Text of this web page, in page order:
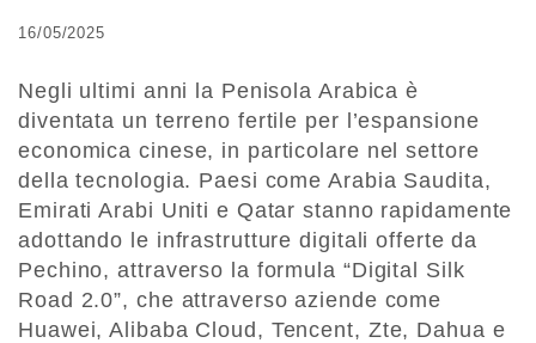
16/05/2025
Negli ultimi anni la Penisola Arabica è
diventata un terreno fertile per l’espansione
economica cinese, in particolare nel settore
della tecnologia. Paesi come Arabia Saudita,
Emirati Arabi Uniti e Qatar stanno rapidamente
adottando le infrastrutture digitali offerte da
Pechino, attraverso la formula “Digital Silk
Road 2.0”, che attraverso aziende come
Huawei, Alibaba Cloud, Tencent, Zte, Dahua e